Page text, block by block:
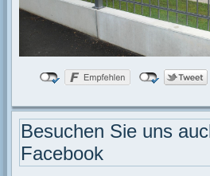
Besuchen Sie uns
Facebook